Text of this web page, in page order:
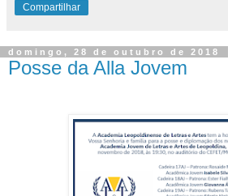
Compartilhar
domingo, 28 de outubro de 2018
Posse da Alla Jovem